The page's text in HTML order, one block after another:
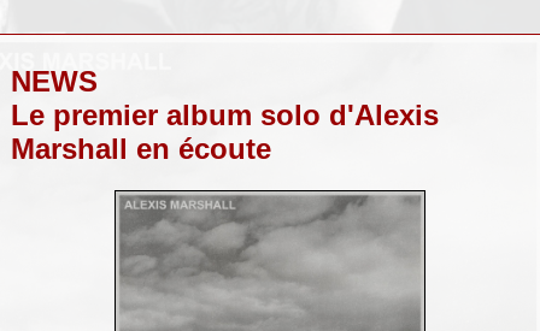
NEWS
Le premier album solo d'Alexis
Marshall en écoute